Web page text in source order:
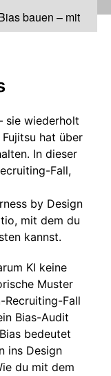
bauen – mit
sie wiederholt
hat über
In dieser
Fall,
by Design
mit dem du
kannst.
KI keine
Muster
Fall
Bias-Audit
bedeutet
ins Design
du mit dem